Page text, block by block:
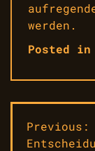
werden.
Posted in
Previous: